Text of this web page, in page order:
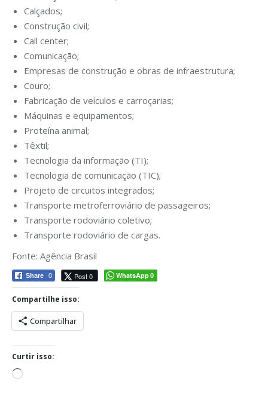
Calçados;
Construção civil;
Call center;
Comunicação;
Empresas de construção e obras de infraestrutura;
Couro;
Fabricação de veículos e carroçarias;
Máquinas e equipamentos;
Proteína animal;
Têxtil;
Tecnologia da informação (TI);
Tecnologia de comunicação (TIC);
Projeto de circuitos integrados;
Transporte metroferroviário de passageiros;
Transporte rodoviário coletivo;
Transporte rodoviário de cargas.
Fonte: Agência Brasil
Share 0 Post 0 WhatsApp0
Compartilhe isso:
Compartilhar
Curtir isso:
Carregando...